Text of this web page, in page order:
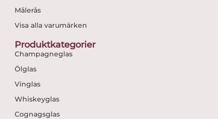
Målerås
Visa alla varumärken
Produktkategorier
Champagneglas
Ölglas
Vinglas
Whiskeyglas
Cognagsglas